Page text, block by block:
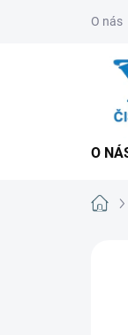
O nás
O